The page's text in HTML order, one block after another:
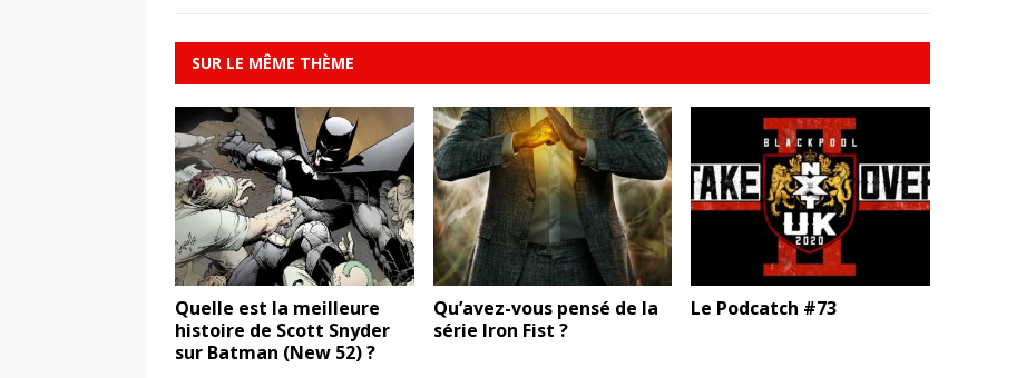
SUR LE MÊME THÈME
Quelle est la meilleure
histoire de Scott Snyder
sur Batman (New 52) ?
Qu’avez-vous pensé de Ia
série Iron Fist ?
Le Podcatch #73